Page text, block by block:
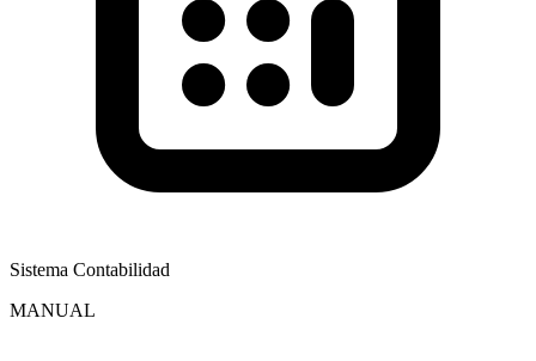
Sistema Contabilidad
MANUAL